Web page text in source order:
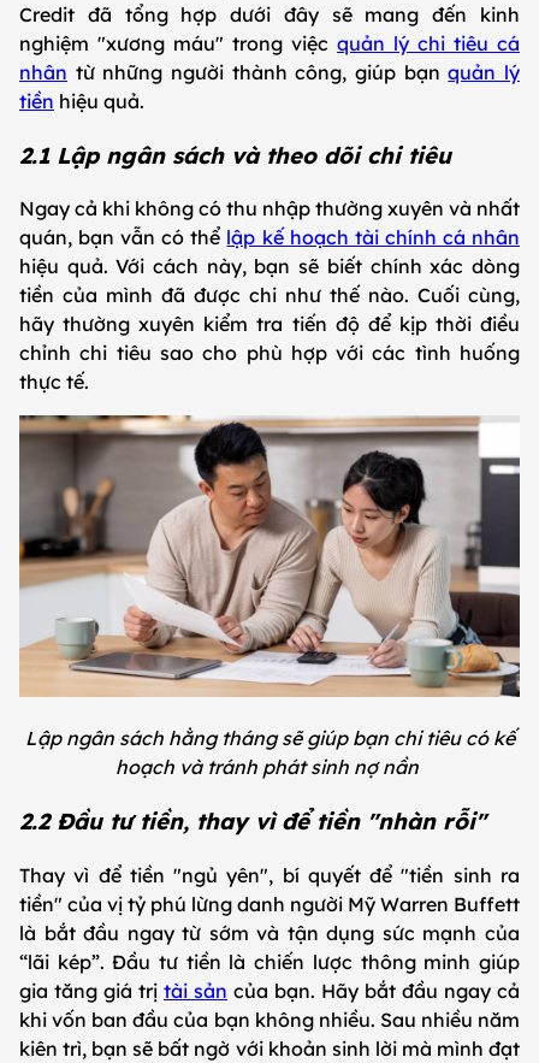
Credit đã tổng hợp dưới đây sẽ mang đến kinh
nghiệm "xương máu" trong việc quản lý chi tiêu cá
nhân từ những người thành công, giúp bạnquản lý
tiền hiệu quả.
2.1 Lập ngân sách và theo dõi chi tiêu
Ngay cả khi không có thu nhập thường xuyên và nhất
quán, bạn vẫn có thể lập kế hoạch tài chính cá nhân
hiệu quả. Với cách này, bạn sẽ biết chính xác dòng
tiền của mình đã được chi như thế nào. Cuối cùng,
hãy thường xuyên kiểm tra tiến độ để kịp thời điều
chỉnh chi tiêu sao cho phù hợp với các tình huống
thực tế.
Lập ngân sách hằng tháng sẽ giúp bạn chi tiêu có kế
hoạch và tránh phát sinh nợ nần
2.2 Đầu tư tiền, thay vì để tiền "nhàn rỗi"
Thay vì để tiền "ngủ yên", bí quyết để "tiền sinh ra
tiền" của vị tỷ phú lừng danh người Mỹ Warren Buffett
là bắt đầu ngay từ sớm và tận dụng sức mạnh của
“lãi kép”. Đầu tư tiền là chiến lược thông minh giúp
gia tăng giá trị tài sản của bạn. Hãy bắt đầu ngay cả
khi vốn ban đầu của bạn không nhiều. Sau nhiều năm
kiên trì, bạn sẽ bất ngờ với khoản sinh lời mà mình đạt